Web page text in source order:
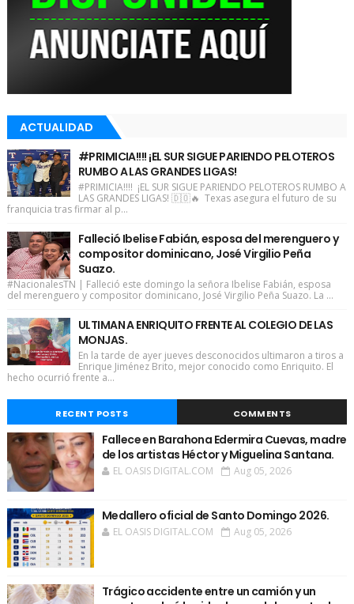
ACTUALIDAD
#PRIMICIA!!!! ¡EL SUR SIGUE PARIENDO PELOTEROS
RUMBO A LAS GRANDES LIGAS!
#PRIMICIA!!!! ¡EL SUR SIGUE PARIENDO PELOTEROS RUMBO A
LAS GRANDES LIGAS! 🇩🇴🔥 Texas asegura el futuro de su
franquicia tras firmar al p...
Falleció Ibelise Fabián, esposa del merenguero y
compositor dominicano, José Virgilio Peña
Suazo.
#NacionalesTN | Falleció este domingo la señora Ibelise Fabián, esposa
del merenguero y compositor dominicano, José Virgilio Peña Suazo. La ...
ULTIMAN A ENRIQUITO FRENTE AL COLEGIO DE LAS
MONJAS.
En la tarde de ayer jueves desconocidos ultimaron a tiros a
Enrique Jiménez Brito, mejor conocido como Enriquito. El
hecho ocurrió frente a...
RECENT POSTS COMMENTS
Fallece en Barahona Edermira Cuevas, madre
de los artistas Héctor y Miguelina Santana.
EL OASIS DIGITAL.COM Aug 05, 2026
Medallero oficial de Santo Domingo 2026.
EL OASIS DIGITAL.COM Aug 05, 2026
Trágico accidente entre un camión y un